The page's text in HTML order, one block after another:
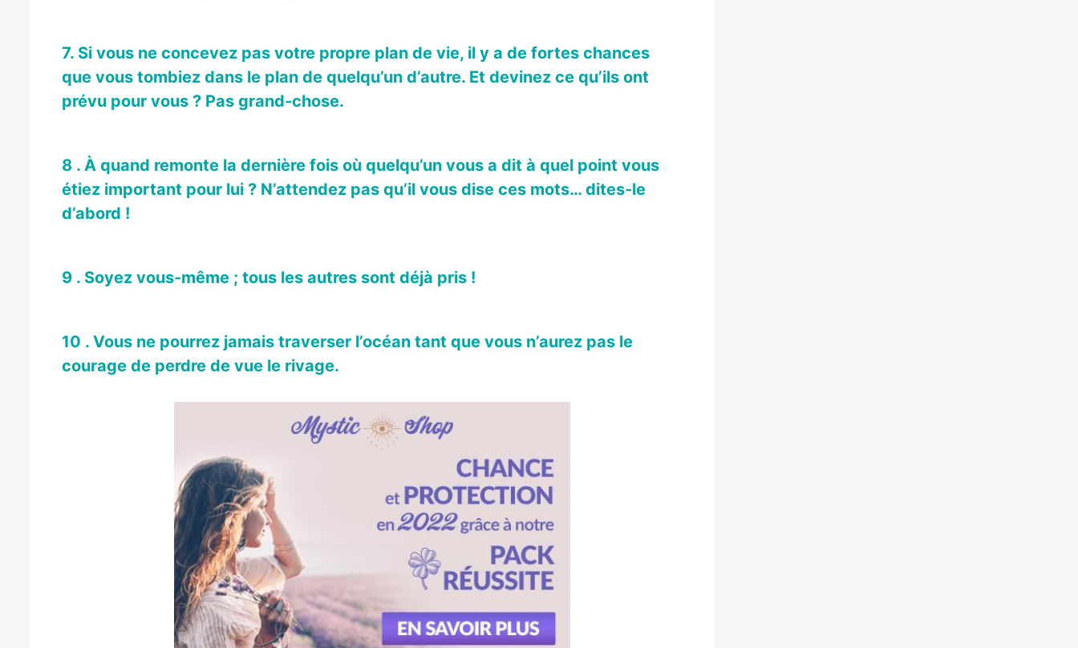
7. Si vous ne concevez pas votre propre plan de vie, il y a de fortes chances
que vous tombiez dans le plan de quelqu’un d’autre. Et devinez ce qu’ils ont
prévu pour vous ? Pas grand-chose.
8 . À quand remonte la dernière fois où quelqu’un vous a dit à quel point vous
étiez important pour lui ? N’attendez pas qu’il vous dise ces mots… dites-le
d’abord !
9 . Soyez vous-même ; tous les autres sont déjà pris !
10 . Vous ne pourrez jamais traverser l’océan tant que vous n’aurez pas le
courage de perdre de vue le rivage.